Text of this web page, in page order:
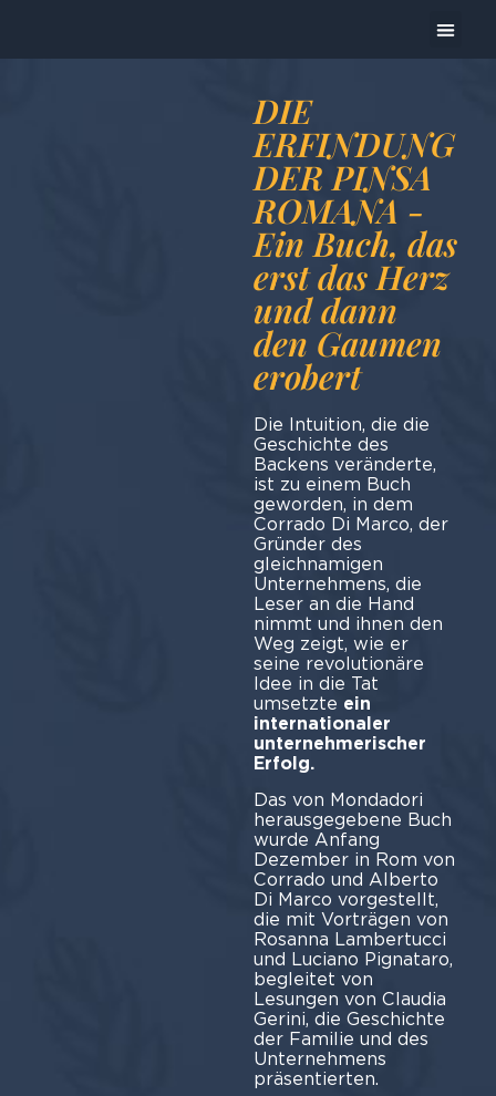
DIE
ERFINDUNG
DER PINSA
ROMANA -
Ein Buch, das
erst das Herz
und dann
den Gaumen
erobert
Die Intuition, die die
Geschichte des
Backens veränderte,
ist zu einem Buch
geworden, in dem
Corrado Di Marco, der
Gründer des
gleichnamigen
Unternehmens, die
Leser an die Hand
nimmt und ihnen den
Weg zeigt, wie er
seine revolutionäre
Idee in die Tat
umsetzte ein
internationaler
unternehmerischer
Erfolg.
Das von Mondadori
herausgegebene Buch
wurde Anfang
Dezember in Rom von
Corrado und Alberto
Di Marco vorgestellt,
die mit Vorträgen von
Rosanna Lambertucci
und Luciano Pignataro,
begleitet von
Lesungen von Claudia
Gerini, die Geschichte
der Familie und des
Unternehmens